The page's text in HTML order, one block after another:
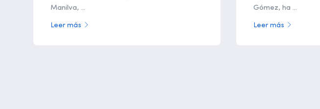
Manilva, ...
Leer más
Gómez, ha ...
Leer más